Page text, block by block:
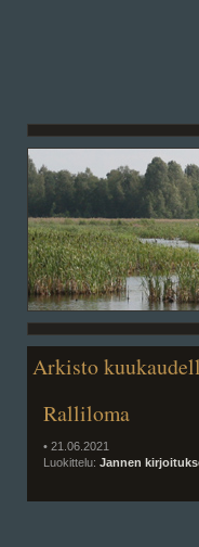
Arkisto
Ralliloma
• 21.06.2021
Luokittelu: Jannen